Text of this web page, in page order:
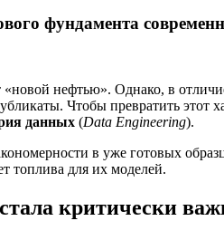
фундамента
нефтью». Однако, в
Чтобы превратить
данных (Data Engineering).
в уже готовых
топлива для их моделей.
критически